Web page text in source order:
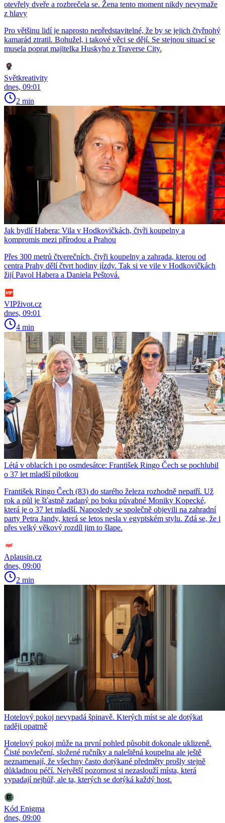
otevřely dveře a rozbrečela se. Žena tento moment nikdy nevymaže
z hlavy
Pro většinu lidí je naprosto nepředstavitelné, že by se jejich čtyřnohý
kamarád ztratil. Bohužel, i takové věci se dějí. Se stejnou situací se
musela poprat majitelka Huskyho z Traverse City.
Světkreativity
dnes, 09:01
2 min
Jak bydlí Habera: Vila v Hodkovičkách, čtyři koupelny a
kompromis mezi přírodou a Prahou
Přes 300 metrů čtverečních, čtyři koupelny a zahrada, kterou od
centra Prahy dělí čtvrt hodiny jízdy. Tak si ve vile v Hodkovičkách
žijí Pavol Habera a Daniela Peštová.
VIPživot.cz
dnes, 09:01
4 min
Létá v oblacích i po osmdesátce: František Ringo Čech se pochlubil
o 37 let mladší pilotkou
František Ringo Čech (83) do starého železa rozhodně nepatří. Už
rok a půl je šťastně zadaný po boku půvabné Moniky Kopecké,
která je o 37 let mladší. Naposledy se společně objevili na zahradní
party Petra Jandy, která se letos nesla v egyptském stylu. Zdá se, že i
přes velký věkový rozdíl jim to šlape.
Aplausin.cz
dnes, 09:00
2 min
Hotelový pokoj nevypadá špinavě. Kterých míst se ale dotýkat
raději opatrně
Hotelový pokoj může na první pohled působit dokonale uklizeně.
Čisté povlečení, složené ručníky a naleštěná koupelna ale ještě
neznamenají, že všechny často dotýkané předměty prošly stejně
důkladnou péčí. Největší pozornost si nezaslouží místa, která
vypadají nejhůř, ale ta, kterých se dotýká každý host.
Kód Enigma
dnes, 09:00